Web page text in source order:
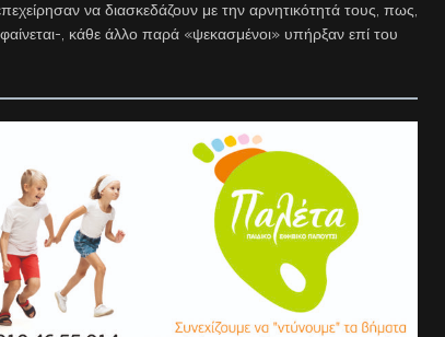
να διασκεδάζουν με την αρνητικότητά τους, πως,
, κάθε άλλο παρά «ψεκασμένοι» υπήρξαν επί του